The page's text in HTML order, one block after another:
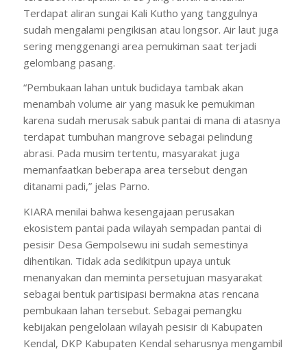
Terdapat aliran sungai Kali Kutho yang tanggulnya
sudah mengalami pengikisan atau longsor. Air laut juga
sering menggenangi area pemukiman saat terjadi
gelombang pasang.
“Pembukaan lahan untuk budidaya tambak akan
menambah volume air yang masuk ke pemukiman
karena sudah merusak sabuk pantai di mana di atasnya
terdapat tumbuhan mangrove sebagai pelindung
abrasi. Pada musim tertentu, masyarakat juga
memanfaatkan beberapa area tersebut dengan
ditanami padi,” jelas Parno.
KIARA menilai bahwa kesengajaan perusakan
ekosistem pantai pada wilayah sempadan pantai di
pesisir Desa Gempolsewu ini sudah semestinya
dihentikan. Tidak ada sedikitpun upaya untuk
menanyakan dan meminta persetujuan masyarakat
sebagai bentuk partisipasi bermakna atas rencana
pembukaan lahan tersebut. Sebagai pemangku
kebijakan pengelolaan wilayah pesisir di Kabupaten
Kendal, DKP Kabupaten Kendal seharusnya mengambil